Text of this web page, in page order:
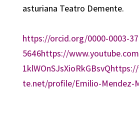
asturiana Teatro Demente.
https://orcid.org/0000-0003-
5646https://
1klWOnSJsXioRkGBsvQ
te.net/profile/Emilio-Mendez-